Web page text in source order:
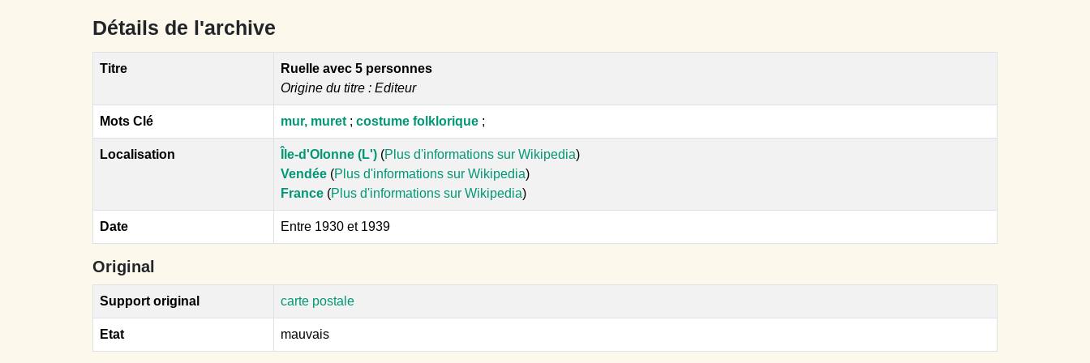
Détails de l'archive
Titre
Ruelle avec 5 personnes
Origine du titre : Editeur
Mots Clé mur, muret ; costume folklorique ;
Localisation Île-d'Olonne (L') (Plus d'informations sur Wikipedia)
Vendée (Plus d'informations sur Wikipedia)
France (Plus d'informations sur Wikipedia)
Date Entre 1930 et 1939
Original
Support original carte postale
Etat mauvais